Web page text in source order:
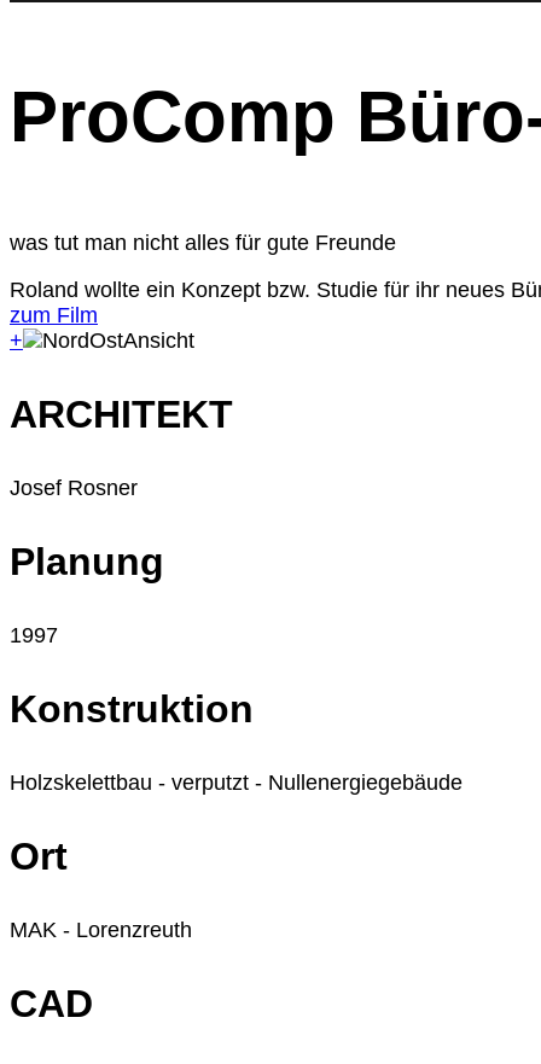
ProComp
was tut man nicht alles für gute Freunde
Roland wollte ein Konzept bzw. Studie für ihr neues
zum Film
+
ARCHITEKT
Josef Rosner
Planung
1997
Konstruktion
Holzskelettbau - verputzt - Nullenergiegebäude
Ort
MAK - Lorenzreuth
CAD